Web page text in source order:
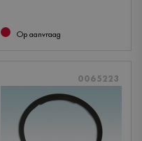
Op aanvraag
0065223